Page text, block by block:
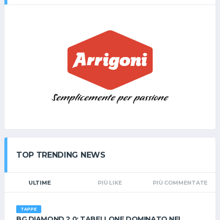
Trattamento in pensione completa con bevande ai pasti (acqua
ombrellone + 2 lettini a camera; 6 - Parcheggio interno non
riservato e non custodito; 7 - Il costo dei campi della
competizione ROYAL CUP sono compresi nel pacchetto (per il
FRIENDS vedi info torneo); 8 - Spogliatori ai campi da tennis
salvo disposizioni differenti per COVID. 9- 2 campi padel a
giorno ( sopra ai 12 anni) a carico del giocatore; 11 - Il torneo
FRIENDS ha un costo di € 6,00 Non sono ammessi ANIMALI
DOMESTICI. La camera sarà riservata e garantita solo ad
tassativamente ENTRO IL 31.08.2023 Costo ROYAL CUP 2023
(totale per i 2 giorni) Euro 185,00 A PERSONA; Per i Bimbi, info in
privato a Simona. Vi aspettiamo! La Direzione RAFT
TOP TRENDING NEWS
ULTIME PIÙ LIKE PIÙ COMMENTATE
TAPPE